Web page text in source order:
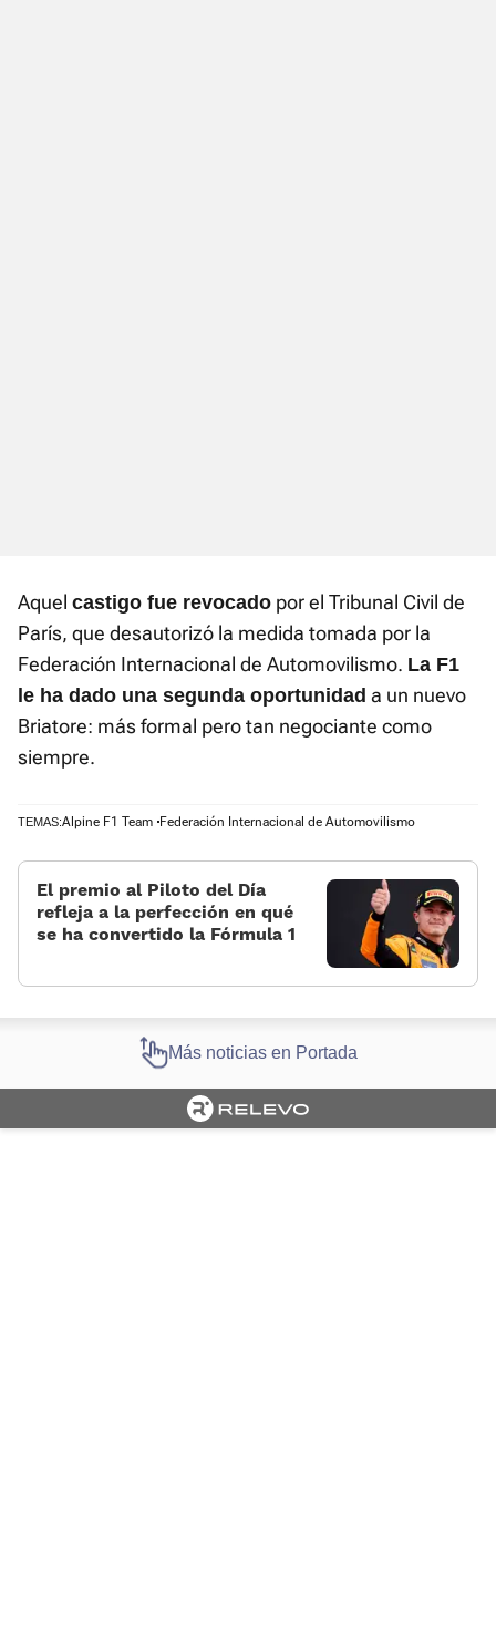
Aquel castigo fue revocado por el Tribunal Civil de
París, que desautorizó la medida tomada por la
Federación Internacional de Automovilismo. La F1
le ha dado una segunda oportunidad a un nuevo
Briatore: más formal pero tan negociante como
siempre.
TEMAS:Alpine F1 Team Federación Internacional de Automovilismo
El premio al Piloto del Día
refleja a la perfección en qué
se ha convertido la Fórmula 1
Más noticias en Portada